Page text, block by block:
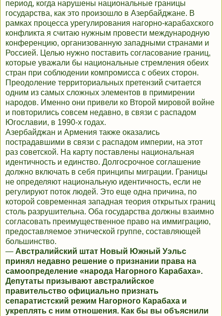
период, когда нарушены национальные границы
государства, как это произошло в Азербайджане. В
рамках процесса урегулирования нагорно-карабахского
конфликта я считаю нужным провести международную
конференцию, организованную западными странами и
Россией. Целью нужно поставить согласование границ,
которые уважали бы национальные стремления обеих
стран при соблюдении компромисса с обеих сторон.
Преодоление территориальных претензий считается
одним из самых сложных элементов в примирении
народов. Именно они привели ко Второй мировой войне
и повторились совсем недавно, в связи с распадом
Югославии, в 1990-х годах.
Азербайджан и Армения также оказались
пострадавшими в связи с распадом империи, на этот
раз советской. На карту поставлены национальная
идентичность и единство. Долгосрочное соглашение
должно включать в себя принципы миграции. Границы
не определяют национальную идентичность, если не
регулируют поток людей. Это еще одна причина, по
которой современная западная теория открытых границ
столь разрушительна. Оба государства должны взаимно
согласовать преимущественное право на иммиграцию,
предоставляемое этнической группе, составляющей
большинство.
— Австралийский штат Новый Южный Уэльс
принял недавно решение о признании права на
самоопределение «народа Нагорного Карабаха».
Депутаты призывают австралийское
правительство официально признать
сепаратистский режим Нагорного Карабаха и
укреплять с ним отношения. Как бы вы объяснили